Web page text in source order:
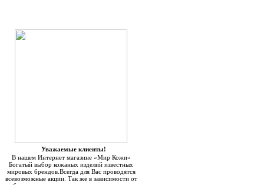
Уважаемые клиенты!
В нашем Интернет магазине «Мир Кожи»
Богатый выбор кожаных изделий известных
мировых брендов.Всегда для Вас проводятся
всевозможные акции. Так же в зависимости от